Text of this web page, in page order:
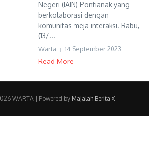
Negeri (IAIN) Pontianak yang
berkolaborasi dengan
komunitas meja interaksi. Rabu,
(13/...
Warta 14 September 2023
Read More
WARTA | Powered by Majalah Berita X